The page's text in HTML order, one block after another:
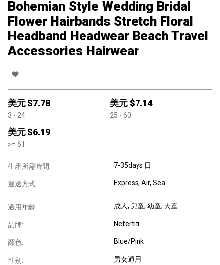
Bohemian Style Wedding Bridal
Flower Hairbands Stretch Floral
Headband Headwear Beach Travel
Accessories Hairwear
美元 $7.78
3 - 24
美元 $7.14
25 - 60
美元 $6.19
>= 61
生產所需時間: 7-35days 日
運送方式: Express, Air, Sea
適用年齡: 成人, 兒童, 幼童, 大童
品牌: Nefertiti
颜色: Blue/Pink
性别: 男女通用